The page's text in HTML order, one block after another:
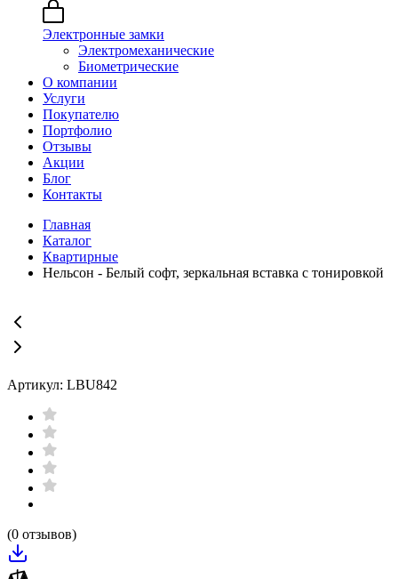
Электронные замки
Электромеханические
Биометрические
О компании
Услуги
Покупателю
Портфолио
Отзывы
Акции
Блог
Контакты
Главная
Каталог
Квартирные
Нельсон - Белый софт, зеркальная вставка с тонировкой
Артикул: LBU842
(0 отзывов)